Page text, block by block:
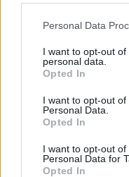
Personal Data
I want to opt-out
personal data.
Opted In
I want to opt-out
Personal Data.
Opted In
I want to opt-out
Personal Data for
Opted In